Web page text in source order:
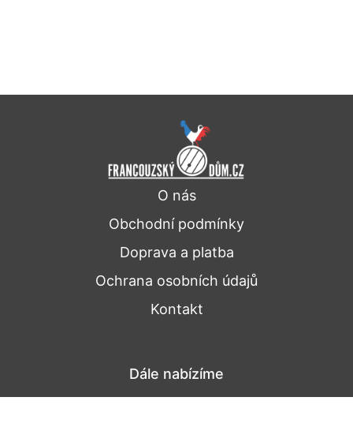
O nás
Obchodní podmínky
Doprava a platba
Ochrana osobních údajů
Kontakt
Dále nabízíme